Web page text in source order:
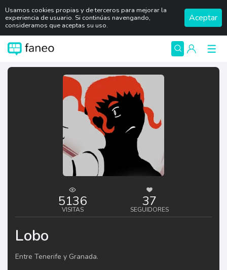
Usamos cookies propias y de terceros para mejorar la
experiencia de usuario. Si continúas navengando,
consideramos que aceptas su uso.
Aceptar
5136
VISITAS
37
SEGUIDORES
Lobo
Entre Tenerife y Granada.